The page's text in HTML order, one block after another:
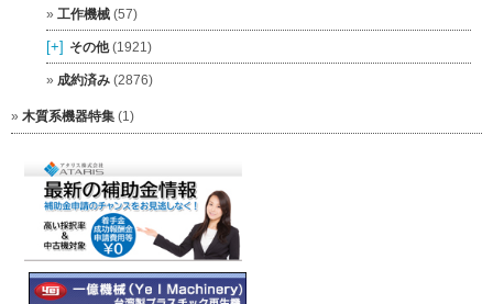
工作機械 (57)
[+] その他(1921)
成約済み (2876)
木質系機器特集 (1)